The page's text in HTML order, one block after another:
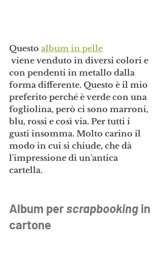
Questo album in pelle
con pendenti in metallo dalla
forma differente. Questo è il mio
preferito perché è verde con una
fogliolina, però ci sono marroni,
blu, rossi e così via. Per tutti i
gusti insomma. Molto carino il
modo in cui si chiude, che dà
l'impressione di un'antica
cartella.
Album per scrapbooking in
cartone